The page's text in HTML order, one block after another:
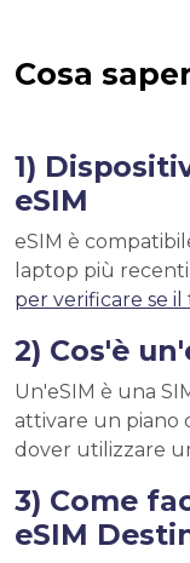
Cosa
1)
eSIM
eSIM è
laptop più
per verificare se
2) Cos'è
Un'eSIM è una
attivare un piano
dover utilizzare
3) Come
eSIM